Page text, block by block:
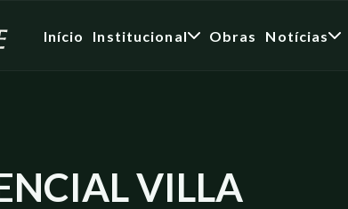
Início Institucional Obras Notícias
VILLA